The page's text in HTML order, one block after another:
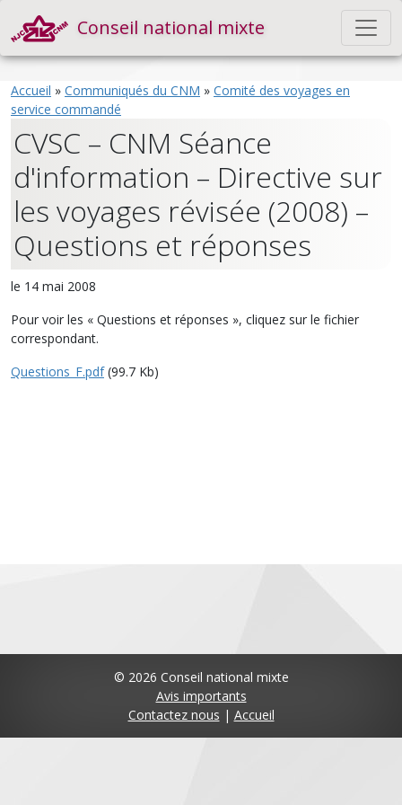
Conseil national mixte
Accueil » Communiqués du CNM » Comité des voyages en
service commandé
CVSC – CNM Séance
d'information – Directive sur
les voyages révisée (2008) –
Questions et réponses
le 14 mai 2008
Pour voir les « Questions et réponses », cliquez sur le fichier
correspondant.
Questions_F.pdf(99.7 Kb)
© 2026 Conseil national mixte
Avis importants
Contactez nous | Accueil